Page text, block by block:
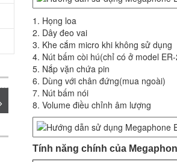
1. Họng loa
2. Dây đeo vai
3. Khe cắm micro khi không sử dụng
4. Nút bấm còi hú(chỉ có ở model
5. Nắp vặn chứa pin
6. Dùng với chân đứng(mua ngoài)
7. Nút bấm nói
8. Volume điều chỉnh âm lượng
Tính năng chính của